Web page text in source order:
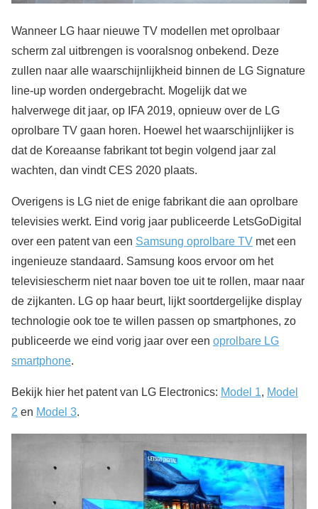
Wanneer LG haar nieuwe TV modellen met oprolbaar
scherm zal uitbrengen is vooralsnog onbekend. Deze
zullen naar alle waarschijnlijkheid binnen de LG Signature
line-up worden ondergebracht. Mogelijk dat we
halverwege dit jaar, op IFA 2019, opnieuw over de LG
oprolbare TV gaan horen. Hoewel het waarschijnlijker is
dat de Koreaanse fabrikant tot begin volgend jaar zal
wachten, dan vindt CES 2020 plaats.
Overigens is LG niet de enige fabrikant die aan oprolbare
televisies werkt. Eind vorig jaar publiceerde LetsGoDigital
over een patent van een Samsung oprolbare TV met een
ingenieuze standaard. Samsung koos ervoor om het
televisiescherm niet naar boven toe uit te rollen, maar naar
de zijkanten. LG op haar beurt, lijkt soortdergelijke display
technologie ook toe te willen passen op smartphones, zo
publiceerde we eind vorig jaar over een oprolbare LG
smartphone.
Bekijk hier het patent van LG Electronics: Model 1, Model
2 en Model 3.